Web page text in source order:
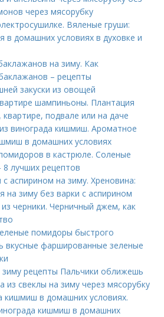
через мясорубку
Вяленые груши:
в домашних условиях в духовке и
на зиму. Как
– рецепты
закуски из овощей
шампиньоны. Плантация
подвале или на даче
винограда кишмиш. Ароматное
в домашних условиях
в кастрюле. Соленые
лучших рецептов
аспирином на зиму. Хреновина:
на зиму без варки с аспирином
черники. Черничный джем, как
помидоры быстрого
вкусные фаршированные зеленые
зиму рецепты Пальчики оближешь
из свеклы на зиму через мясорубку
кишмиш в домашних условиях.
кишмиш в домашних